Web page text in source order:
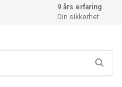
9 års erfaring
Din sikkerhet